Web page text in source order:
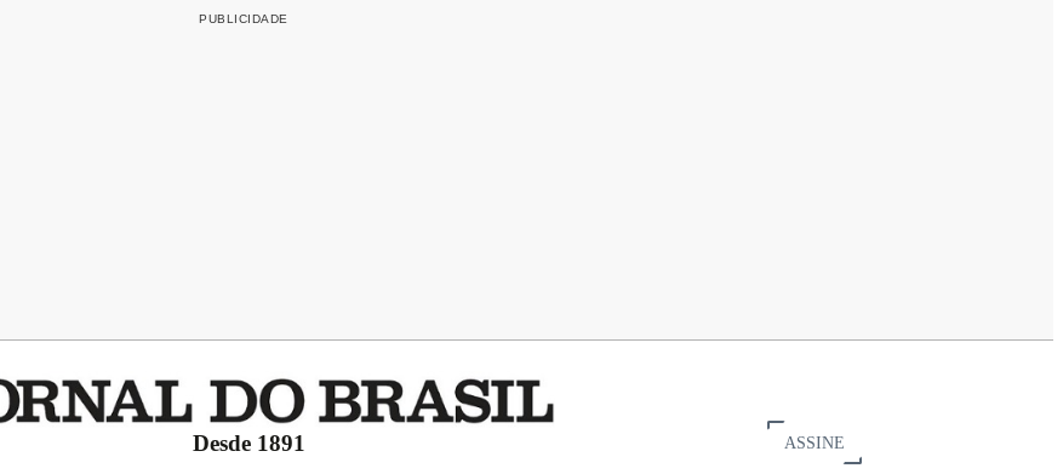
Desde 1891 ASSINE